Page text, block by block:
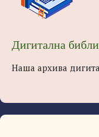
Дигитална
Наша архива